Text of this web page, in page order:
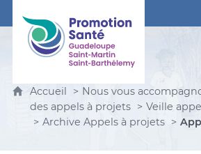
Promotion Santé Guadeloupe,
Accueil Nous vous
des appels à projets
Veille
Archive Appels à projets